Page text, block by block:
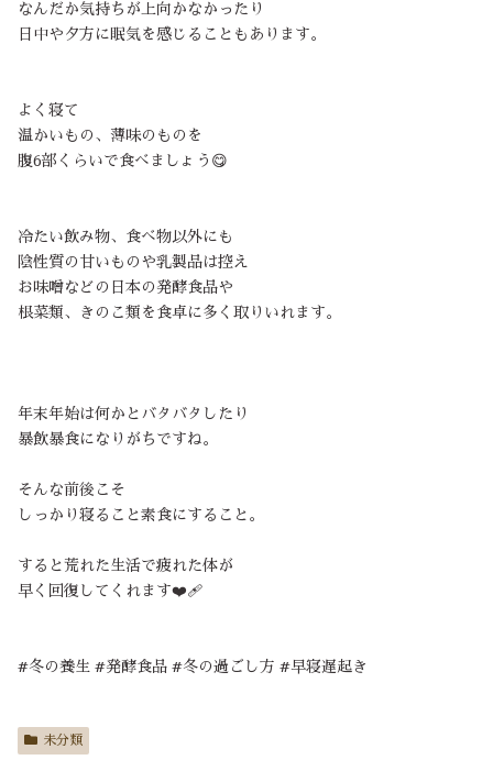
なんだか気持ちが上向かなかったり
日中や夕方に眠気を感じることもあります。
よく寝て
温かいもの、薄味のものを
腹6部くらいで食べましょう😋
冷たい飲み物、食べ物以外にも
陰性質の甘いものや乳製品は控え
お味噌などの日本の発酵食品や
根菜類、きのこ類を食卓に多く取りいれます。
年末年始は何かとバタバタしたり
暴飲暴食になりがちですね。
そんな前後こそ
しっかり寝ること素食にすること。
すると荒れた生活で疲れた体が
早く回復してくれます❤️‍🩹
#冬の養生 #発酵食品 #冬の過ごし方 #早寝遅起き
未分類